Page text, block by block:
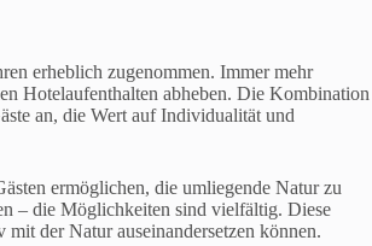
erheblich zugenommen. Immer mehr
Hotelaufenthalten abheben. Die Kombination
an, die Wert auf Individualität und
ermöglichen, die umliegende Natur zu
– die Möglichkeiten sind vielfältig. Diese
der Natur auseinandersetzen können.